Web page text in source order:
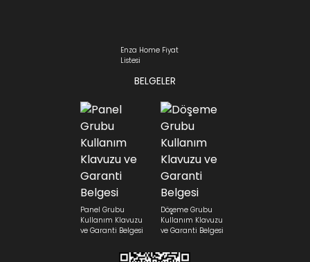
Enza Home Fiyat
Listesi
BELGELER
Panel Grubu
Kullanım Klavuzu
ve Garanti Belgesi
Döşeme Grubu
Kullanım Klavuzu
ve Garanti Belgesi